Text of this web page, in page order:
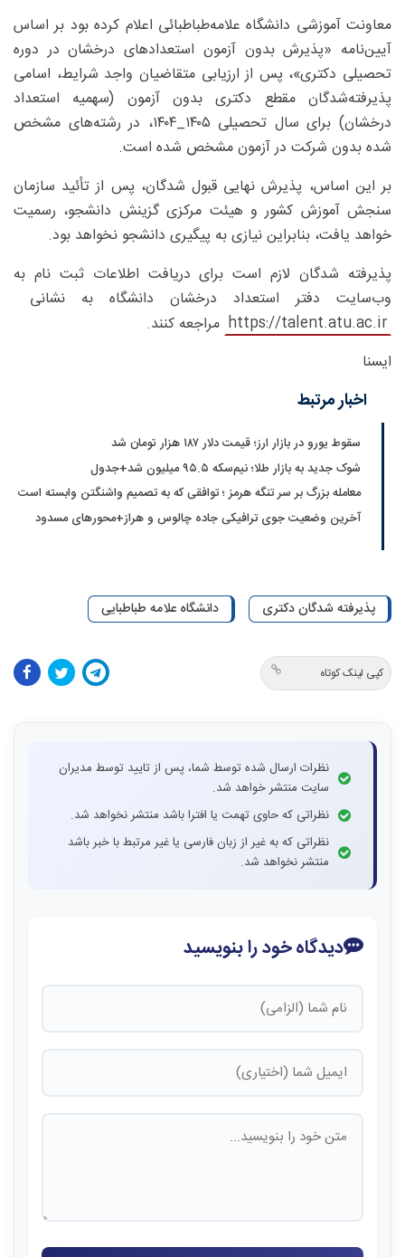
معاونت آموزشی دانشگاه علامه‌طباطبائی اعلام کرده بود بر اساس
آیین‌نامه «پذیرش بدون آزمون استعدادهای درخشان در دوره
تحصیلی دکتری»، پس از ارزیابی متقاضیان واجد شرایط، اسامی
پذیرفته‌شدگان مقطع دکتری بدون آزمون (سهمیه استعداد
درخشان) برای سال تحصیلی ۱۴۰۵_۱۴۰۴، در رشته‌های مشخص
شده بدون شرکت در آزمون مشخص شده است.
بر این اساس، پذیرش نهایی قبول شدگان، پس از تأئید سازمان
سنجش آموزش کشور و هیئت مرکزی گزینش دانشجو، رسمیت
خواهد یافت، بنابراین نیازی به پیگیری دانشجو نخواهد بود.
پذیرفته شدگان لازم است برای دریافت اطلاعات ثبت نام به
وب‌سایت دفتر استعداد درخشان دانشگاه به نشانی
https://talent.atu.ac.ir مراجعه کنند.
ایسنا
اخبار مرتبط
سقوط یورو در بازار ارز؛ قیمت دلار ۱۸۷ هزار تومان شد
شوک جدید به بازار طلا؛ نیم‌سکه ۹۵.۵ میلیون شد+جدول
معامله بزرگ بر سر تنگه هرمز ؛ توافقی که به تصمیم واشنگتن وابسته است
آخرین وضعیت جوی ترافیکی جاده چالوس و هراز+محورهای مسدود
پذیرفته شدگان دکتری دانشگاه علامه طباطبایی
کپی لینک کوتاه
نظرات ارسال شده توسط شما، پس از تایید توسط مدیران
سایت منتشر خواهد شد.
نظراتی که حاوی تهمت یا افترا باشد منتشر نخواهد شد.
نظراتی که به غیر از زبان فارسی یا غیر مرتبط با خبر باشد
منتشر نخواهد شد.
دیدگاه خود را بنویسید